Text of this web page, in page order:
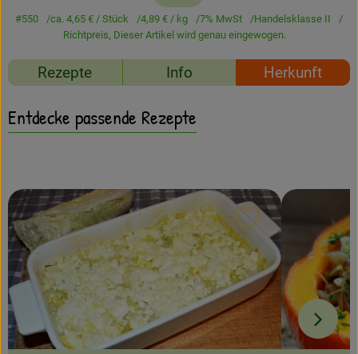
Entdecken
Über uns
#550 ca. 4,65 € / Stück 4,89 € / kg 7% MwSt
Handelsklasse II
Richtpreis, Dieser Artikel wird genau eingewogen.
Rezepte Info Herkunft
Entdecke passende Rezepte
Rezept zu